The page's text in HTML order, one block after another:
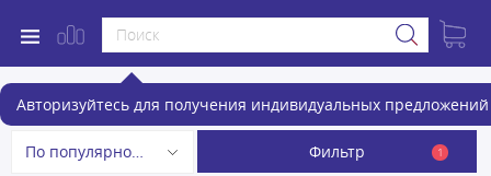
Авторизуйтесь для получения индивидуальных предложений
Электрические духовые шкафы
По популярности Фильтр 1